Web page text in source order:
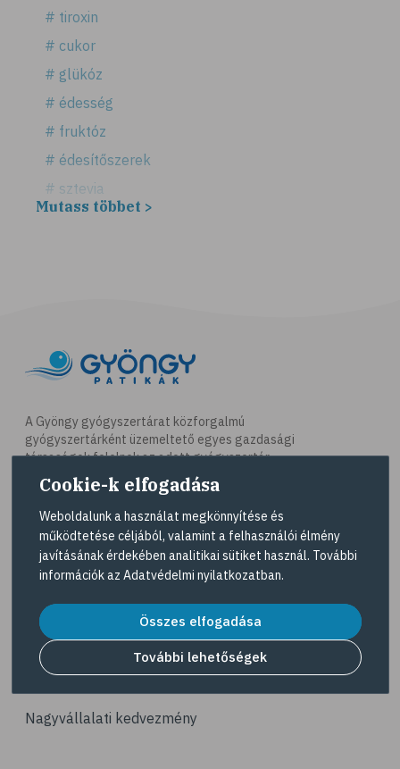
# tiroxin
# cukor
# glükóz
# édesség
# fruktóz
# édesítőszerek
# sztevia
# fogadalom
# célkitűzés
# étkezési napló
# hal
# egészséges táplálkozás
# omega-3
# A-vitamin
# ásványi anyagok
# ízületi fájdalom
# ízületek
# csontok
# porckopás
Mutass többet >
A Gyöngy gyógyszertárat közforgalmú
gyógyszertárként üzemeltető egyes gazdasági
társaságok felelnek az adott gyógyszertár
működésért. A Gyöngy gyógyszertárak listáját és
elérhetőségeit a Gyógyszertár kereső
tekintheti meg.
Navigáció
Dermokozmetikumok
Gyöngy Patika Magazin
Nagyvállalati kedvezmény
Cookie-k elfogadása
Weboldalunk a használat megkönnyítése és
működtetése céljából, valamint a felhasználói élmény
javításának érdekében analitikai sütiket használ. További
információk az Adatvédelmi nyilatkozatban.
Összes elfogadása
További lehetőségek